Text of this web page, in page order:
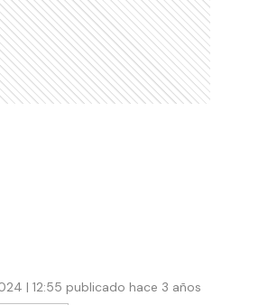
| 12:55 publicado hace 3 años